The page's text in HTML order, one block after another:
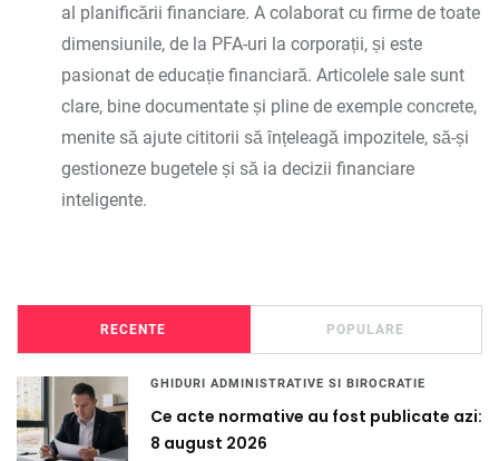
al planificării financiare. A colaborat cu firme de toate
dimensiunile, de la PFA-uri la corporații, și este
pasionat de educație financiară. Articolele sale sunt
clare, bine documentate și pline de exemple concrete,
menite să ajute cititorii să înțeleagă impozitele, să-și
gestioneze bugetele și să ia decizii financiare
inteligente.
RECENTE POPULARE
GHIDURI ADMINISTRATIVE SI BIROCRATIE
Ce acte normative au fost publicate azi:
8 august 2026